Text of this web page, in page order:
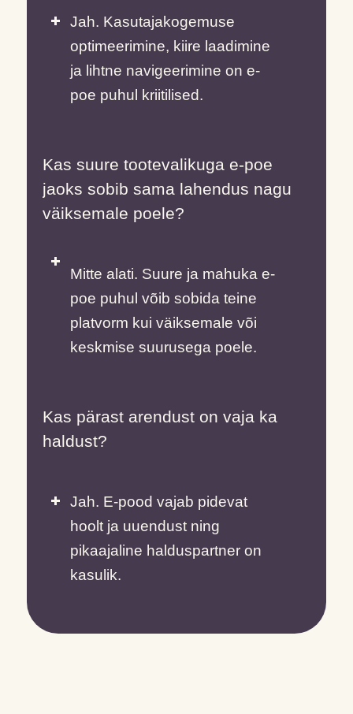
Jah. Kasutajakogemuse
optimeerimine, kiire laadimine
ja lihtne navigeerimine on e-
poe puhul kriitilised.
Kas suure tootevalikuga e-poe
jaoks sobib sama lahendus nagu
väiksemale poele?
Mitte alati. Suure ja mahuka e-
poe puhul võib sobida teine
platvorm kui väiksemale või
keskmise suurusega poele.
Kas pärast arendust on vaja ka
haldust?
Jah. E-pood vajab pidevat
hoolt ja uuendust ning
pikaajaline halduspartner on
kasulik.